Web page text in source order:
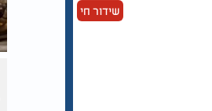
שידור חי